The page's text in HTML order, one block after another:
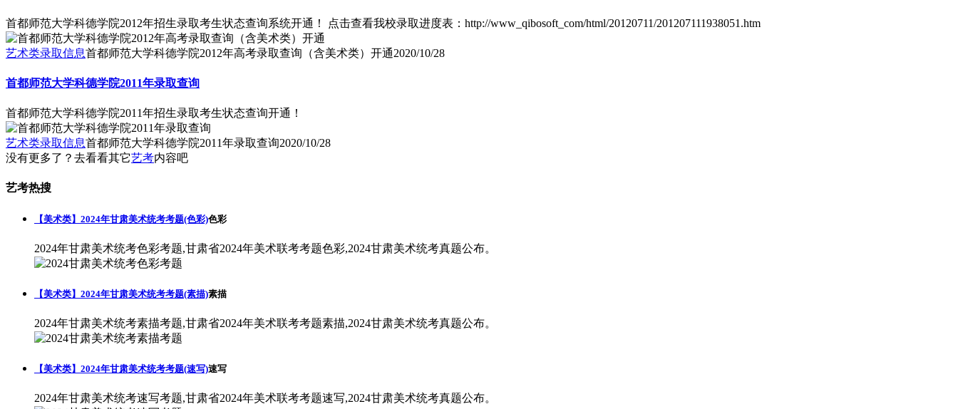
首都师范大学科德学院2012年招生录取考生状态查询系统开通！ 点击查看我校录取进度表：http://www_qibosoft_com/html/20120711/201207111938051.htm
艺术类录取信息首都师范大学科德学院2012年高考录取查询（含美术类）开通2020/10/28
首都师范大学科德学院2011年录取查询
首都师范大学科德学院2011年招生录取考生状态查询开通！
艺术类录取信息首都师范大学科德学院2011年录取查询2020/10/28
没有更多了？去看看其它艺考内容吧
艺考热搜
【美术类】2024年甘肃美术统考考题(色彩)色彩
2024年甘肃美术统考色彩考题,甘肃省2024年美术联考考题色彩,2024甘肃美术统考真题公布。
【美术类】2024年甘肃美术统考考题(素描)素描
2024年甘肃美术统考素描考题,甘肃省2024年美术联考考题素描,2024甘肃美术统考真题公布。
【美术类】2024年甘肃美术统考考题(速写)速写
2024年甘肃美术统考速写考题,甘肃省2024年美术联考考题速写,2024甘肃美术统考真题公布。